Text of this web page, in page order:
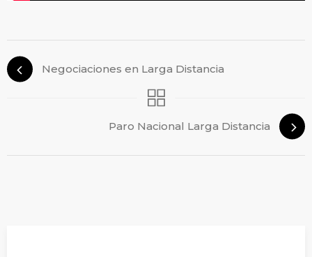
Negociaciones en Larga Distancia
Paro Nacional Larga Distancia